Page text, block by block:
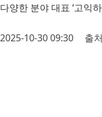
다양한 분야 대표 ‘고익
2025-10-30 09:30 출